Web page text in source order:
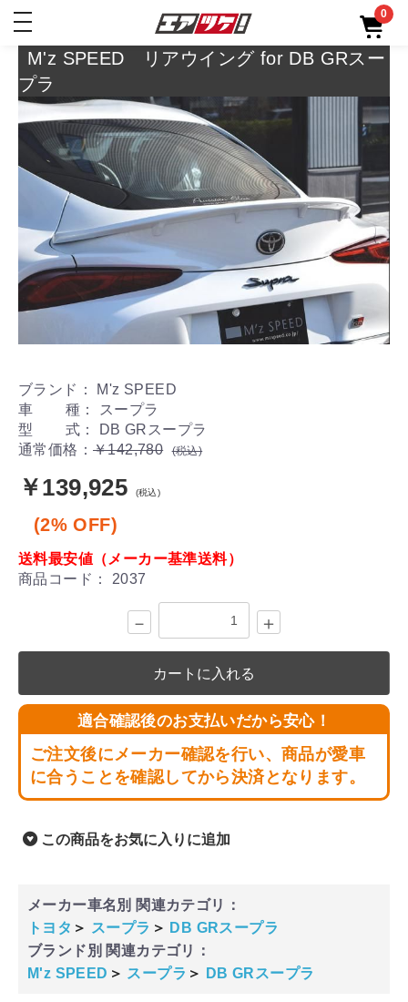
toggle
0
M'z SPEED リアウイング for DB GRスー
プラ
ブランド： M'z SPEED
車 種： スープラ
型 式： DB GRスープラ
通常価格： ￥142,780 (税込)
￥139,925 (税込)
(2% OFF)
送料最安値（メーカー基準送料）
商品コード： 2037
－ ＋
カートに入れる
適合確認後のお支払いだから安心！
ご注文後にメーカー確認を行い、商品が愛車
に合うことを確認してから決済となります。
この商品をお気に入りに追加
メーカー車名別 関連カテゴリ：
トヨタ ＞ スープラ ＞ DB GRスープラ
ブランド別 関連カテゴリ：
M'z SPEED ＞ スープラ ＞ DB GRスープラ